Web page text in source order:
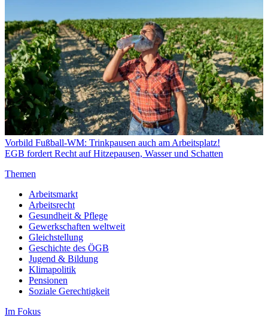
Vorbild Fußball-WM: Trinkpausen auch am Arbeitsplatz!
EGB fordert Recht auf Hitzepausen, Wasser und Schatten
Themen
Arbeitsmarkt
Arbeitsrecht
Gesundheit & Pflege
Gewerkschaften weltweit
Gleichstellung
Geschichte des ÖGB
Jugend & Bildung
Klimapolitik
Pensionen
Soziale Gerechtigkeit
Im Fokus